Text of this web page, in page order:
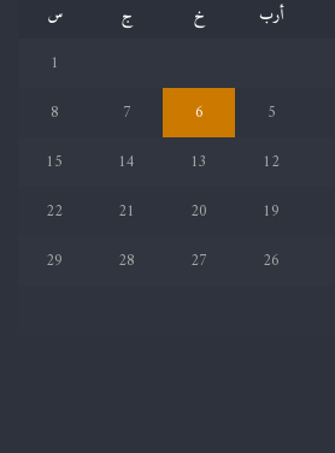
أرب خ ج
س
1
5
6
7
8
12
13
14
15
19
20
21
22
26
27
28
29